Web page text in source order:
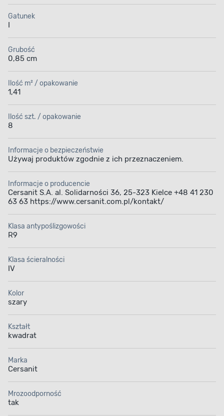
Gatunek
Grubość
0,85 cm
Ilość m² / opakowanie
1,41
Ilość szt. / opakowanie
8
Informacje o bezpieczeństwie
Używaj produktów zgodnie z ich przeznaczeniem.
Informacje o producencie
Cersanit S.A. al. Solidarności 36, 25-323 Kielce +48 41 230
63 63 https://www.cersanit.com.pl/kontakt/
Klasa antypoślizgowości
R9
Klasa ścieralności
IV
Kolor
szary
Kształt
kwadrat
Marka
Cersanit
Mrozoodporność
tak